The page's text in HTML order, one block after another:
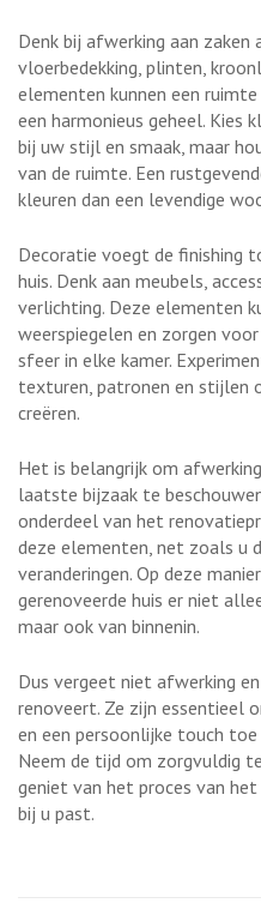
Denk bij afwerking aan zaken
vloerbedekking, plinten,
elementen kunnen een
een harmonieus geheel. Kies
bij uw stijl en smaak, maar
van de ruimte. Een
kleuren dan een levendige
Decoratie voegt de finishing
huis. Denk aan meubels,
verlichting. Deze elementen
weerspiegelen en zorgen
sfeer in elke kamer.
texturen, patronen en stijlen
creëren.
Het is belangrijk om
laatste bijzaak te
onderdeel van het
deze elementen, net zoals u
veranderingen. Op deze
gerenoveerde huis er niet
maar ook van binnenin.
Dus vergeet niet afwerking
renoveert. Ze zijn essentieel
en een persoonlijke touch
Neem de tijd om zorgvuldig
geniet van het proces van
bij u past.